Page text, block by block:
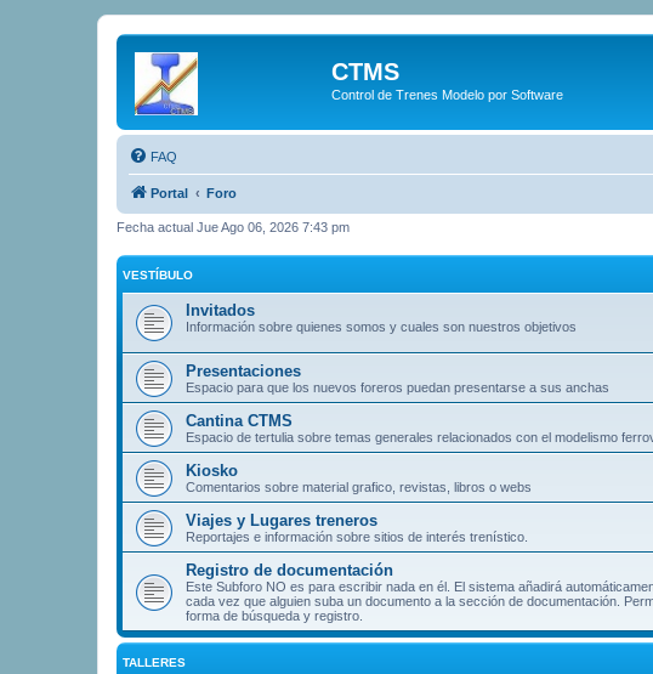
CTMS
Control de Trenes Modelo por Software
FAQ
Portal Foro
Fecha actual Jue Ago 06, 2026 7:43 pm
VESTÍBULO
Invitados
Información sobre quienes somos y cuales son nuestros objetivos
Presentaciones
Espacio para que los nuevos foreros puedan presentarse a sus anchas
Cantina CTMS
Espacio de tertulia sobre temas generales relacionados con el modelismo
Kiosko
Comentarios sobre material grafico, revistas, libros o webs
Viajes y Lugares treneros
Reportajes e información sobre sitios de interés trenístico.
Registro de documentación
Este Subforo NO es para escribir nada en él. El sistema añadirá
cada vez que alguien suba un documento a la sección de documentación.
forma de búsqueda y registro.
TALLERES